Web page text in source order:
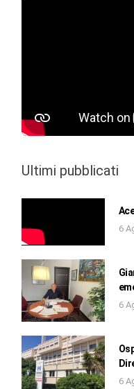
Ultimi pubblicati
6
6
6